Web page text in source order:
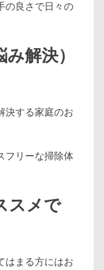
の良さで日々の
解決）
決する家庭のお
フリーな掃除体
スメで
はまる方にはお